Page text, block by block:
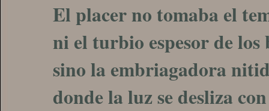
El placer no tomaba el
ni el turbio espesor de los
sino la embriagadora
donde la luz se desliza